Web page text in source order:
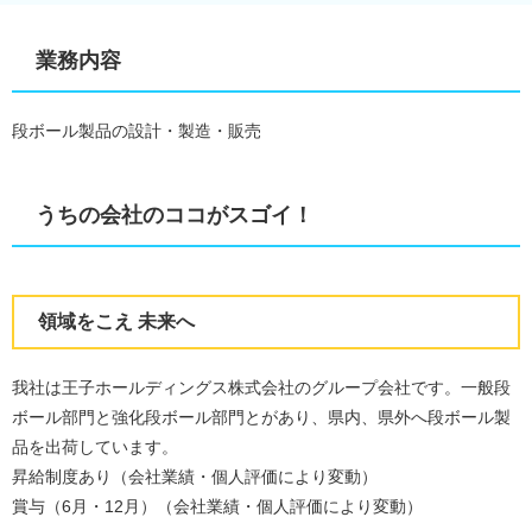
業務内容
段ボール製品の設計・製造・販売
うちの会社のココがスゴイ！
領域をこえ 未来へ
我社は王子ホールディングス株式会社のグループ会社です。一般段
ボール部門と強化段ボール部門とがあり、県内、県外へ段ボール製
品を出荷しています。
昇給制度あり（会社業績・個人評価により変動）
賞与（6月・12月）（会社業績・個人評価により変動）